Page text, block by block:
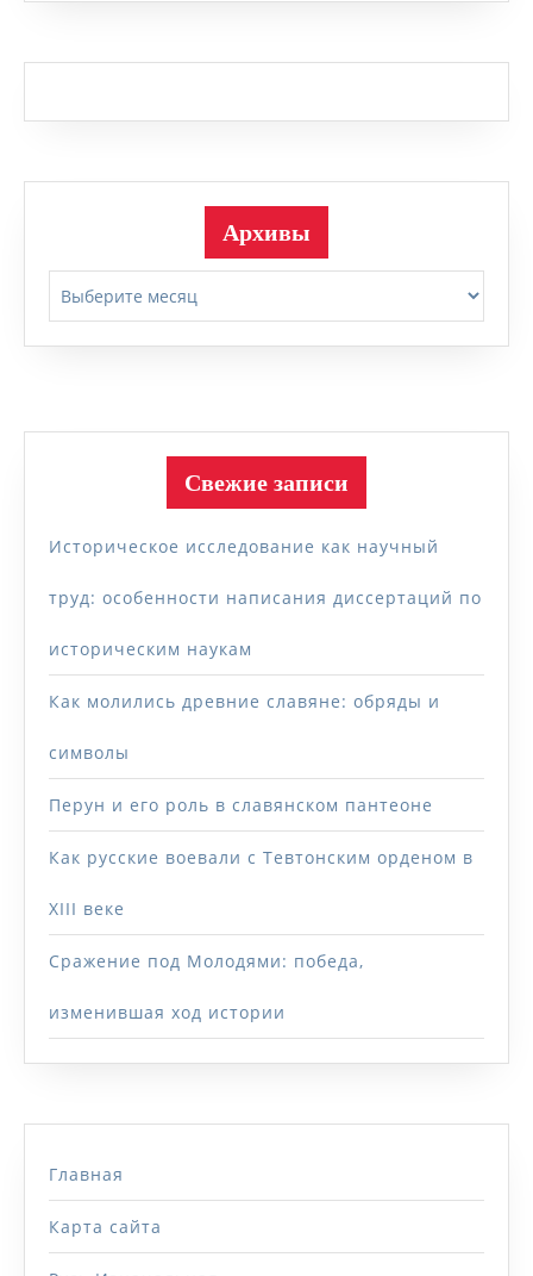
Архивы
Свежие записи
Историческое исследование как научный
труд: особенности написания диссертаций по
историческим наукам
Как молились древние славяне: обряды и
символы
Перун и его роль в славянском пантеоне
Как русские воевали с Тевтонским орденом в
XIII веке
Сражение под Молодями: победа,
изменившая ход истории
Главная
Карта сайта